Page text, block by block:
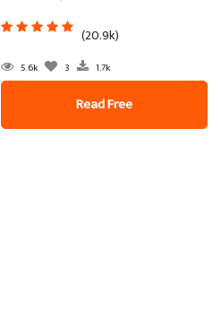
(20.9k)
5.6k 3 1.7k
Read Free